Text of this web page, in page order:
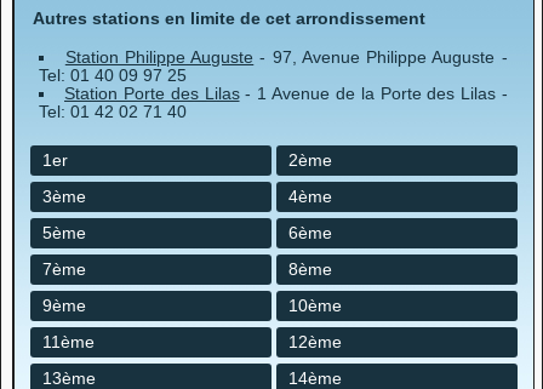
Autres stations en limite de cet arrondissement
Station Philippe Auguste - 97, Avenue Philippe Auguste -
Tel: 01 40 09 97 25
Station Porte des Lilas- 1 Avenue de la Porte des Lilas -
Tel: 01 42 02 71 40
1er
2ème
3ème
4ème
5ème
6ème
7ème
8ème
9ème
10ème
11ème
12ème
13ème
14ème